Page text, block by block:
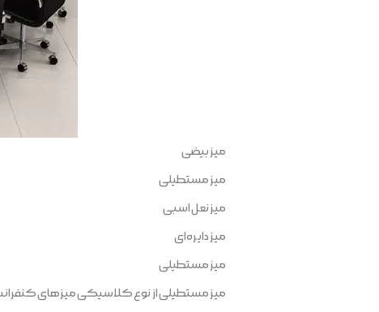
میز بیضی
میز مستطیلی
میز نعل اسبی
میز دایره‌ای
میز مستطیلی
میز مستطیلی از نوع کلاسیکی میزهای کنفرانس